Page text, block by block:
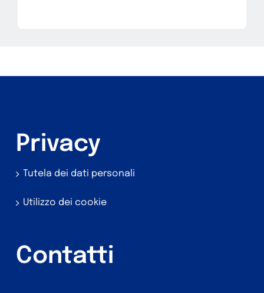
Privacy
Tutela dei dati personali
Utilizzo dei cookie
Contatti